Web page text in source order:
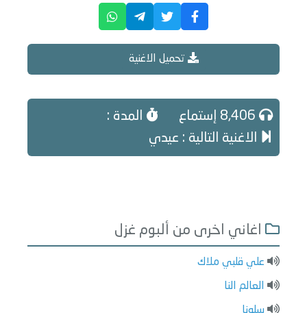
تحميل الاغنية
المدة :
الاغنية التالية : عيدي
اغاني اخرى من ألبوم غزل
علي قلبي ملاك
العالم النا
سلونا